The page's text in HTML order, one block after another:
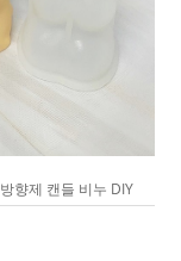
향제 캔들 비누 DIY